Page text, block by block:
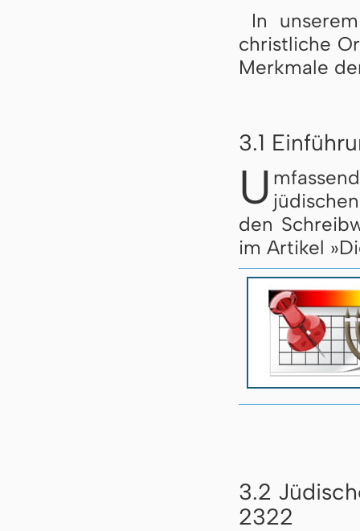
In
christliche
Merkmale
3.1
U
den
im Artikel
3.2
2322